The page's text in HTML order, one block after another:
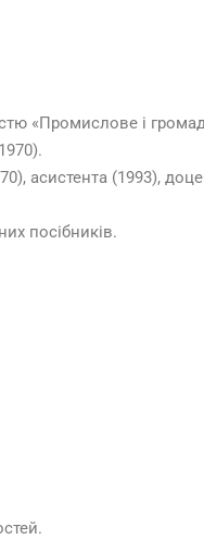
«Промислове і
асистента (1993),
посібників.